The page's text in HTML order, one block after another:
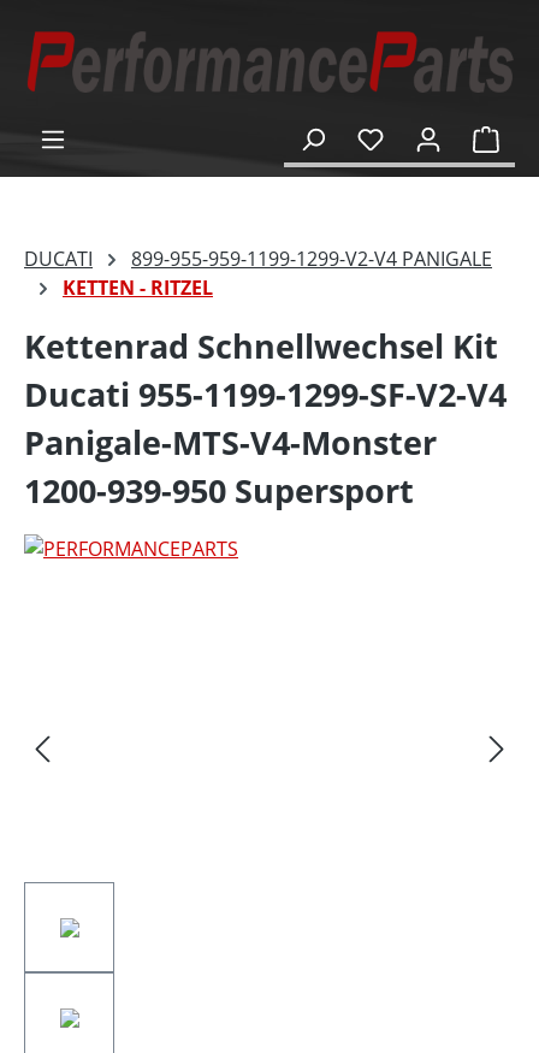
springen
DUCATI
899-955-959-1199-1299-V2-V4 PANIGALE
KETTEN - RITZEL
Kettenrad Schnellwechsel Kit
Ducati 955-1199-1299-SF-V2-V4
Panigale-MTS-V4-Monster
1200-939-950 Supersport